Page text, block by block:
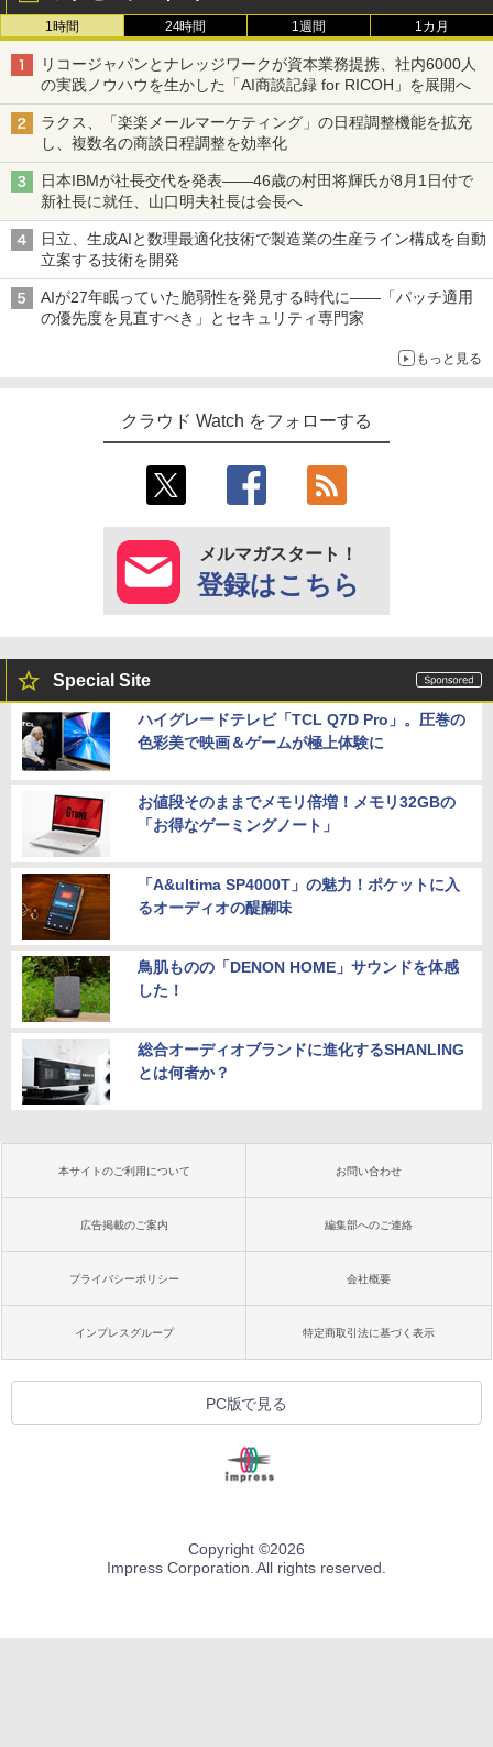
1時間 24時間 1週間 1カ月
リコージャパンとナレッジワークが資本業務提携、社内6000人
の実践ノウハウを生かした「AI商談記録 for RICOH」を展開へ
ラクス、「楽楽メールマーケティング」の日程調整機能を拡充
し、複数名の商談日程調整を効率化
日本IBMが社長交代を発表――46歳の村田将輝氏が8月1日付で
新社長に就任、山口明夫社長は会長へ
日立、生成AIと数理最適化技術で製造業の生産ライン構成を自動
立案する技術を開発
AIが27年眠っていた脆弱性を発見する時代に――「パッチ適用
の優先度を見直すべき」とセキュリティ専門家
もっと見る
クラウド Watch をフォローする
メルマガスタート！
登録はこちら
Special Site
ハイグレードテレビ「TCL Q7D Pro」。圧巻の
色彩美で映画＆ゲームが極上体験に
お値段そのままでメモリ倍増！メモリ32GBの
「お得なゲーミングノート」
「A&ultima SP4000T」の魅力！ポケットに入
るオーディオの醍醐味
鳥肌ものの「DENON HOME」サウンドを体感
した！
総合オーディオブランドに進化するSHANLING
とは何者か？
本サイトのご利用について お問い合わせ
広告掲載のご案内 編集部へのご連絡
プライバシーポリシー 会社概要
インプレスグループ 特定商取引法に基づく表示
PC版で見る
Copyright ©2026
Impress Corporation. All rights reserved.